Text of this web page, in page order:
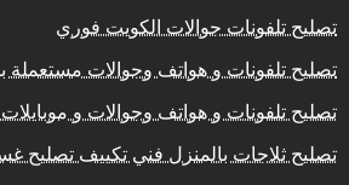
تصليح تلفونات جوالات الكويت فوري
تصليح تلفونات و هواتف وجوالات مستعملة
تصليح تلفونات و هواتف وجوالات و
تصليح ثلاجات بالمنزل فني تكييف تصليح